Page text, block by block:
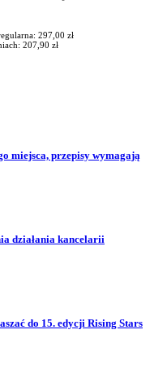
297,00 zł
207,90 zł
miejsca, przepisy wymagają
działania kancelarii
do 15. edycji Rising Stars